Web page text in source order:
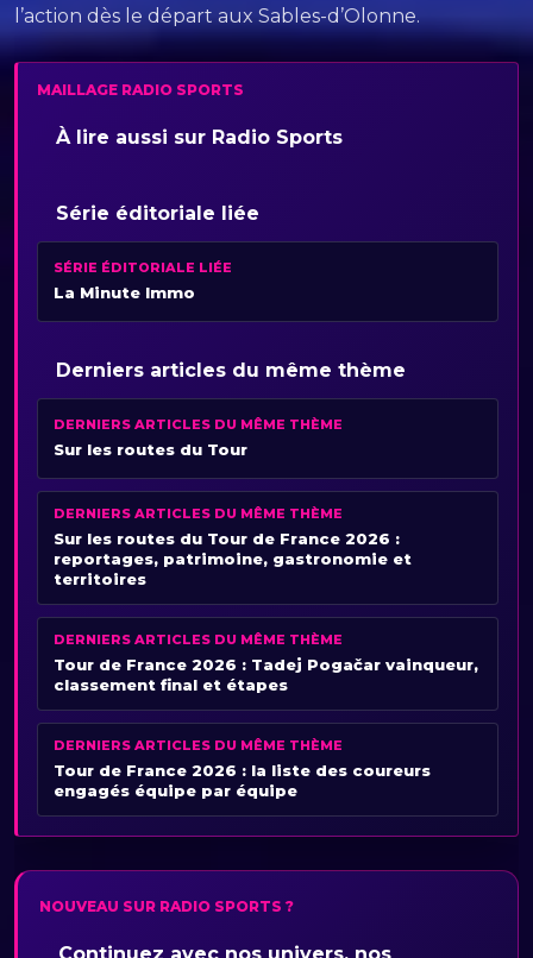
l’action dès le départ aux Sables-d’Olonne.
MAILLAGE RADIO SPORTS
À lire aussi sur Radio Sports
Série éditoriale liée
SÉRIE ÉDITORIALE LIÉE
La Minute Immo
Derniers articles du même thème
DERNIERS ARTICLES DU MÊME THÈME
Sur les routes du Tour
DERNIERS ARTICLES DU MÊME THÈME
Sur les routes du Tour de France 2026 :
reportages, patrimoine, gastronomie et
territoires
DERNIERS ARTICLES DU MÊME THÈME
Tour de France 2026 : Tadej Pogačar vainqueur,
classement final et étapes
DERNIERS ARTICLES DU MÊME THÈME
Tour de France 2026 : la liste des coureurs
engagés équipe par équipe
NOUVEAU SUR RADIO SPORTS ?
Continuez avec nos univers, nos